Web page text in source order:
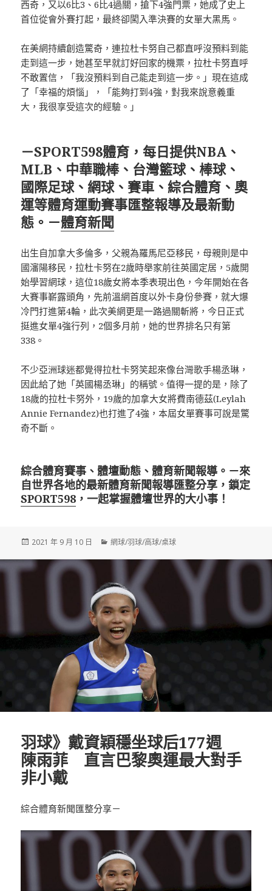
西奇，又以6比3、6比4過關，搶下4強門票，她成了史上
首位從會外賽打起，最終卻闖入準決賽的女單大黑馬。
在美網持續創造驚奇，連拉杜卡努自己都直呼沒預料到能
走到這一步，她甚至早就訂好回家的機票，拉杜卡努直呼
不敢置信，「我沒預料到自己能走到這一步。」現在這成
了「幸福的煩惱」，「能夠打到4強，對我來說意義重
大，我很享受這次的經驗。」
－SPORT598體育，每日提供NBA、
MLB、中華職棒、台灣籃球、棒球、
國際足球、網球、賽車、綜合體育、奧
運等體育運動賽事匯整報導及最新動
態。－體育新聞
出生自加拿大多倫多，父親為羅馬尼亞移民，母親則是中
國瀋陽移民，拉杜卡努在2歲時舉家前往英國定居，5歲開
始學習網球，這位18歲女將本季表現出色，今年開始在各
大賽事嶄露頭角，先前溫網首度以外卡身份參賽，就大爆
冷門打進第4輪，此次美網更是一路過關斬將，今日正式
挺進女單4強行列，2個多月前，她的世界排名只有第
338。
不少亞洲球迷都覺得拉杜卡努笑起來像台灣歌手楊丞琳，
因此給了她「英國楊丞琳」的稱號。值得一提的是，除了
18歲的拉杜卡努外，19歲的加拿大女將費南德茲(Leylah
Annie Fernandez)也打進了4強，本屆女單賽事可說是驚
奇不斷。
綜合體育賽事、體壇動態、體育新聞報導。－來
自世界各地的最新體育新聞報導匯整分享，鎖定
SPORT598 ，一起掌握體壇世界的大小事！
發
日
期:
2021 年 9 月 10 日
分
網球/羽球/高球/桌球
羽球》戴資穎穩坐球后177週
陳雨菲 直言巴黎奧運最大對手
非小戴
綜合體育新聞匯整分享－